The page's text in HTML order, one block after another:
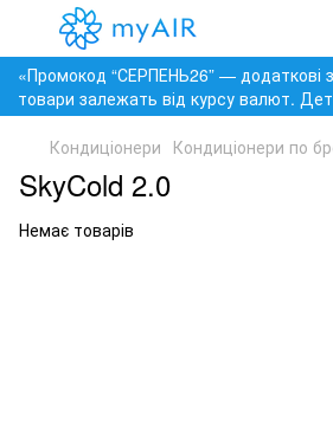
«Промокод “СЕРПЕНЬ26” — додаткові
товари залежать від курсу валют.
Кондиціонери Кондиціонери по
SkyCold 2.0
Немає товарів